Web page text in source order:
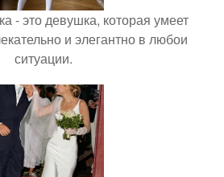
- это девушка, которая умеет
и элегантно в любои
ситуации.